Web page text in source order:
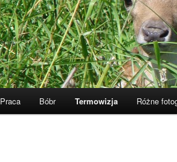
Praca Bóbr Termowizja Różne